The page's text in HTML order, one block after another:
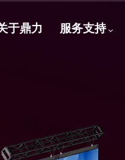
于鼎力 服务支持